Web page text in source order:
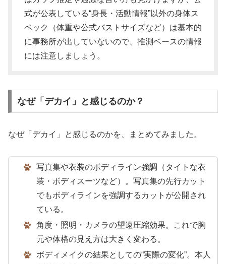
式が公表している“身長・活動情報”以外の身体ス
ペック（体重や公式バストサイズなど）は基本的
に事務所が出していないので、推測ベースの情報
には注意しましょう。
なぜ「デカイ」と感じるのか？
なぜ「デカイ」と感じるのかを、まとめてみました。
写真集や衣装のボディライン強調（タイトな衣
装・ボディスーツなど）。写真集の先行カット
でもボディラインを強調するカットが公開され
ている。
角度・照明・カメラの望遠圧縮効果。これで胸
元や体格の見え方は大きく変わる。
ボディメイクの結果としての“実際の変化”。本人